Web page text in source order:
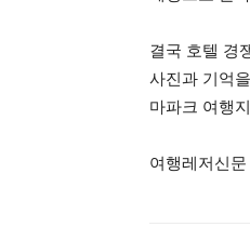
결국 호텔 경
사진과 기억
마파크 여행
여행레저신